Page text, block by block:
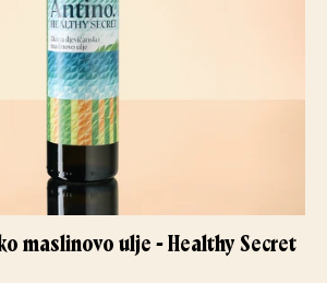
maslinovo ulje - Healthy Secret